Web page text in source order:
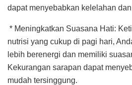
dapat menyebabkan kelelahan
* Meningkatkan Suasana Hati:
nutrisi yang cukup di pagi hari,
lebih berenergi dan memiliki
Kekurangan sarapan dapat
mudah tersinggung.